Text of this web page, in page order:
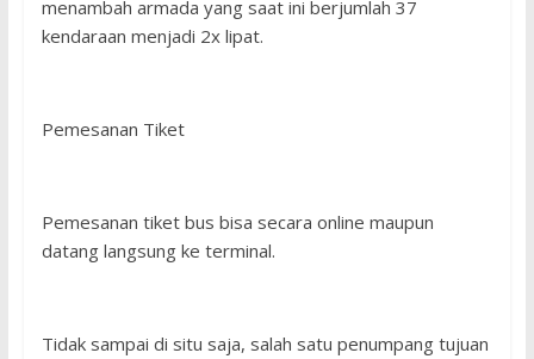
menambah armada yang saat ini berjumlah 37
kendaraan menjadi 2x lipat.
Pemesanan Tiket
Pemesanan tiket bus bisa secara online maupun
datang langsung ke terminal.
Tidak sampai di situ saja, salah satu penumpang tujuan